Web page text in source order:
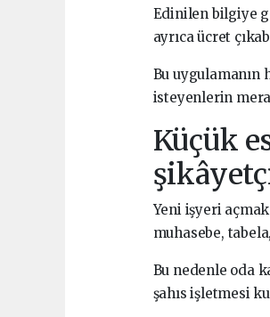
Edinilen bilgiye
ayrıca ücret
Bu uygulamanın
isteyenlerin
Küçük
Yeni işyeri
muhasebe,
Bu nedenle oda
şahıs işletmesi